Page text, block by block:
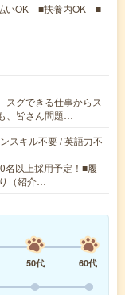
いOK ■扶養内OK ■
スグできる仕事からス
、皆さん問題…
スキル不要 / 英語力不
名以上採用予定！■履
（紹介…
50代
60代